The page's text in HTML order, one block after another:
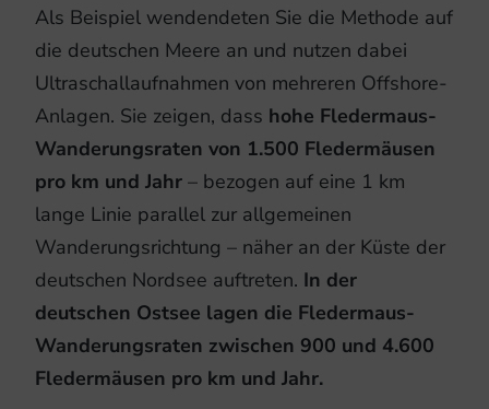
Als Beispiel wendendeten Sie die Methode auf
die deutschen Meere an und nutzen dabei
Ultraschallaufnahmen von mehreren Offshore-
Anlagen. Sie zeigen, dass hohe Fledermaus-
Wanderungsraten von 1.500 Fledermäusen
pro km und Jahr– bezogen auf eine 1 km
lange Linie parallel zur allgemeinen
Wanderungsrichtung – näher an der Küste der
deutschen Nordsee auftreten. In der
deutschen Ostsee lagen die Fledermaus-
Wanderungsraten zwischen 900 und 4.600
Fledermäusen pro km und Jahr.